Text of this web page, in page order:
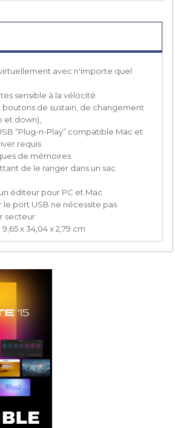
avec n'importe quel
sensible à la vélocité
de sustain, de changement
et down),
“Plug-n-Play” compatible Mac et
requis
de mémoires
de le ranger dans un sac
éditeur pour PC et Mac
le port USB ne nécessite pas
secteur
x 34,04 x 2,79 cm